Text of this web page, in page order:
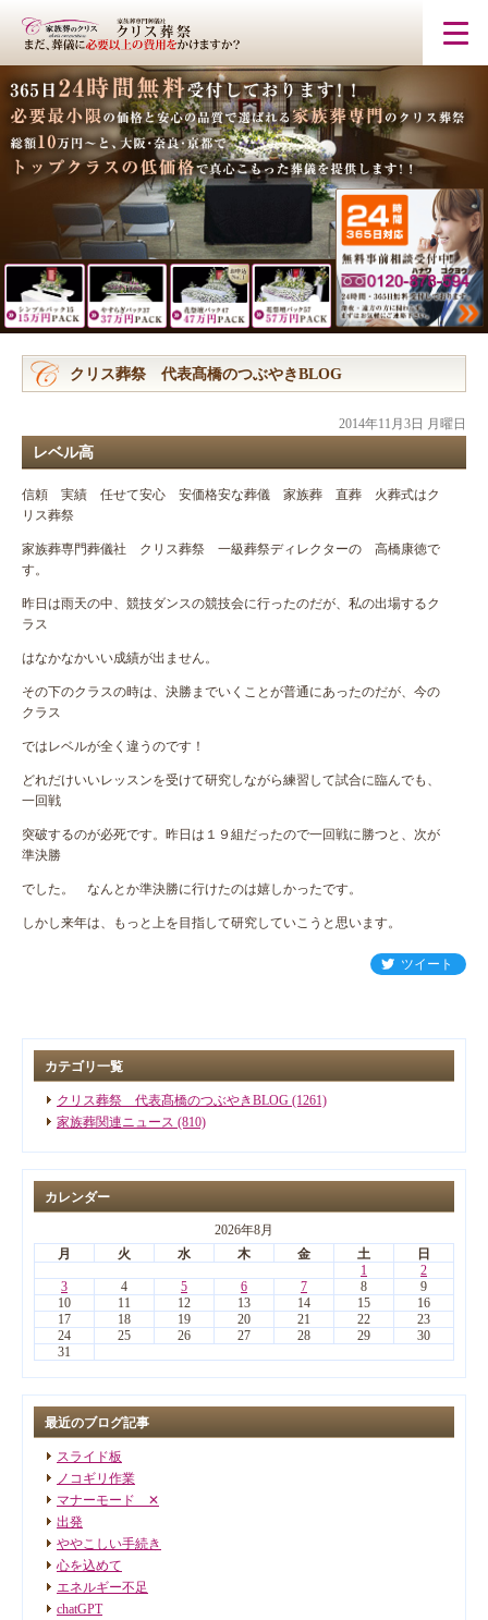
クリス葬祭 代表髙橋のつぶやきBLOG
2014年11月3日 月曜日
レベル高
信頼 実績 任せて安心 安価格安な葬儀 家族葬 直葬 火葬式はク
リス葬祭
家族葬専門葬儀社 クリス葬祭 一級葬祭ディレクターの 高橋康徳で
す。
昨日は雨天の中、競技ダンスの競技会に行ったのだが、私の出場するク
ラス
はなかなかいい成績が出ません。
その下のクラスの時は、決勝までいくことが普通にあったのだが、今の
クラス
ではレベルが全く違うのです！
どれだけいいレッスンを受けて研究しながら練習して試合に臨んでも、
一回戦
突破するのが必死です。昨日は１９組だったので一回戦に勝つと、次が
準決勝
でした。 なんとか準決勝に行けたのは嬉しかったです。
しかし来年は、もっと上を目指して研究していこうと思います。
ツイート
カテゴリ一覧
クリス葬祭 代表髙橋のつぶやきBLOG (1261)
家族葬関連ニュース (810)
カレンダー
2026年8月
月
火 水 木 金 土
日
1
2
3
4 5 6 7 8
9
10
11 12 13 14 15
16
17
18 19 20 21 22
23
24
25 26 27 28 29
30
31
最近のブログ記事
スライド板
ノコギリ作業
マナーモード ✕
出発
ややこしい手続き
心を込めて
エネルギー不足
chatGPT